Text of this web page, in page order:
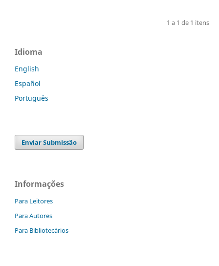
1 a 1 de 1 itens
Idioma
English
Español
Português
Enviar Submissão
Informações
Para Leitores
Para Autores
Para Bibliotecários